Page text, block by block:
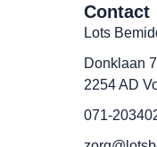
Contact
Lots
Donklaan
2254 AD
071-